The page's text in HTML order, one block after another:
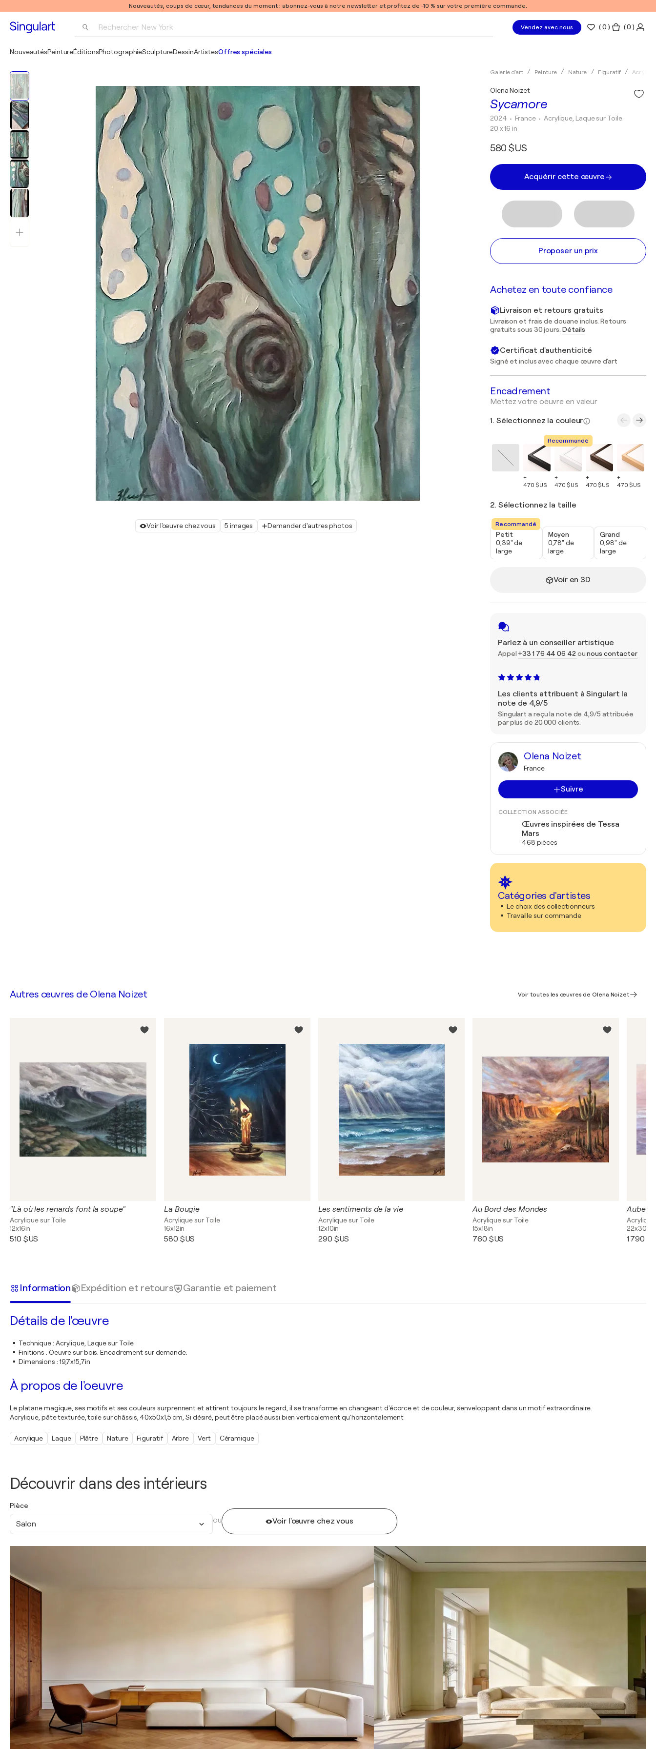
Nouveautés, coups de cœur, tendances du moment : abonnez-vous à notre newsletter et profitez de -10 % sur votre première commande.
Rechercher New York
Pablo Picasso
Vendez avec nous (0 ) ( 0 )
NouveautésPeintureÉditionsPhotographieSculptureDessinArtistesOffres spéciales
Voir l'œuvre chez vous 5 images Demander d'autres photos
Galerie d'art Peinture Nature Figuratif
Sycamore
Olena Noizet
2024 • France •Acrylique, Laque sur Toile
20 x 16 in
580 $US
Acquérir cette œuvre
Proposer un prix
Achetez en toute confiance
Livraison et retours gratuits
Livraison et frais de douane inclus. Retours
gratuits sous 30 jours. Détails
Certificat d'authenticité
Signé et inclus avec chaque œuvre d'art
Encadrement
Mettez votre oeuvre en valeur
1. Sélectionnez la couleur
+
470 $US
Recommandé
+
470 $US
+
470 $US
+
470 $US
2. Sélectionnez la taille
Recommandé
Petit
0,39" de
large
Moyen
0,78" de
large
Grand
0,98" de
large
Voir en 3D
Parlez à un conseiller artistique
Appel +33 1 76 44 06 42 ounous contacter
Les clients attribuent à Singulart la
note de 4,9/5
Singulart a reçu la note de 4,9/5 attribuée
par plus de 20 000 clients.
Olena Noizet
France
Suivre
COLLECTION ASSOCIÉE
Œuvres inspirées de Tessa
Mars
468 pièces
Catégories d'artistes
Le choix des collectionneurs
Travaille sur commande
Découvrir dans des intérieurs
Pièce
Salon OU Voir l'œuvre chez vous
Autres œuvres de Olena Noizet Voir toutes les œuvres de Olena Noizet
"Là où les renards font la soupe"
Acrylique sur Toile
12x16in
510 $US
La Bougie
Acrylique sur Toile
16x12in
580 $US
Les sentiments de la vie
Acrylique sur Toile
12x10in
290 $US
Au Bord des Mondes
Acrylique sur Toile
15x18in
760 $US
Aube
22x30in
1 790
Information Expédition et retours Garantie et paiement
Détails de l'œuvre
Technique: Acrylique, Laque sur Toile
Finitions : Oeuvre sur bois. Encadrement sur demande.
Dimensions : 19,7x15,7in
À propos de l'oeuvre
Le platane magique, ses motifs et ses couleurs surprennent et attirent toujours le regard, il se transforme en changeant d'écorce et de couleur, s'enveloppant dans un motif extraordinaire.
Acrylique, pâte texturée, toile sur châssis, 40x50x1,5 cm, Si désiré, peut être placé aussi bien verticalement qu'horizontalement
Acrylique Laque Plâtre Nature Figuratif Arbre Vert Céramique